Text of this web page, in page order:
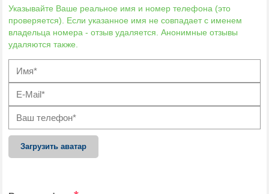
Указывайте Ваше реальное имя и номер телефона (это
проверяется). Если указанное имя не совпадает с именем
владельца номера - отзыв удаляется. Анонимные отзывы
удаляются также.
Загрузить аватар